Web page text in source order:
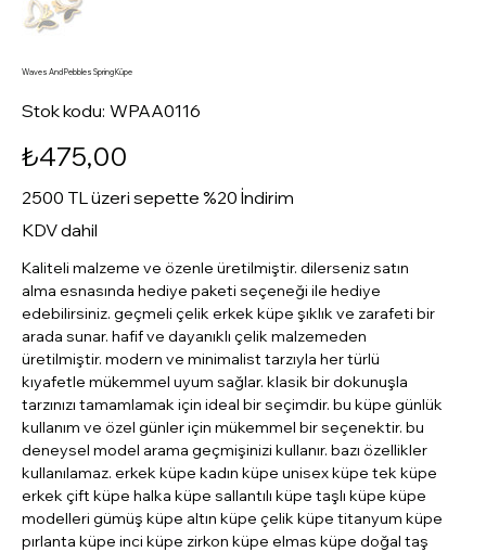
Waves And Pebbles Spring Küpe
Stok kodu: Stok
kodu:
WPAA0116
₺475,00
2500 TL üzeri sepette %20 İndirim
KDV dahil
Kaliteli malzeme ve özenle üretilmiştir. dilerseniz satın
alma esnasında hediye paketi seçeneği ile hediye
edebilirsiniz. geçmeli çelik erkek küpe şıklık ve zarafeti bir
arada sunar. hafif ve dayanıklı çelik malzemeden
üretilmiştir. modern ve minimalist tarzıyla her türlü
kıyafetle mükemmel uyum sağlar. klasik bir dokunuşla
tarzınızı tamamlamak için ideal bir seçimdir. bu küpe günlük
kullanım ve özel günler için mükemmel bir seçenektir. bu
deneysel model arama geçmişinizi kullanır. bazı özellikler
kullanılamaz. erkek küpe kadın küpe unisex küpe tek küpe
erkek çift küpe halka küpe sallantılı küpe taşlı küpe küpe
modelleri gümüş küpe altın küpe çelik küpe titanyum küpe
pırlanta küpe inci küpe zirkon küpe elmas küpe doğal taş